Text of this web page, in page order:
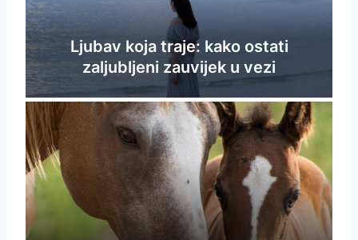
Ljubav koja traje: kako ostati
zaljubljeni zauvijek u vezi